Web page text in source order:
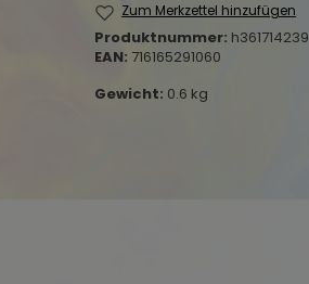
Zum Merkzettel hinzufügen
Produktnummer: h361714239
EAN: 716165291060
Gewicht: 0.6 kg